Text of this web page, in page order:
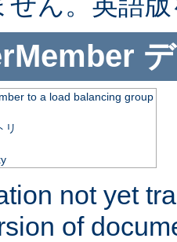
to a load balancing group
リ
not yet
of